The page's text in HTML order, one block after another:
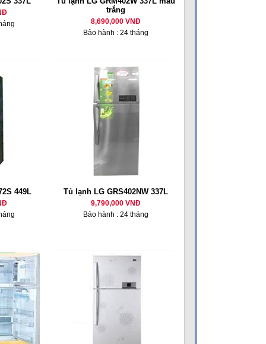
trắng
8,690,000 VNĐ
Bảo hành : 24 tháng
449L Tủ lạnh LG GRS402NW 337L
9,790,000 VNĐ
Bảo hành : 24 tháng